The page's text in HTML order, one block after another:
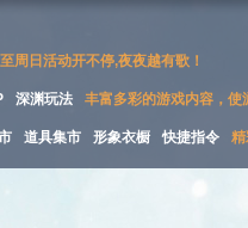
周日活动开不停,夜夜越有歌！
深渊玩法 丰富多彩的游戏内容，使
道具集市 形象衣橱 快捷指令 精